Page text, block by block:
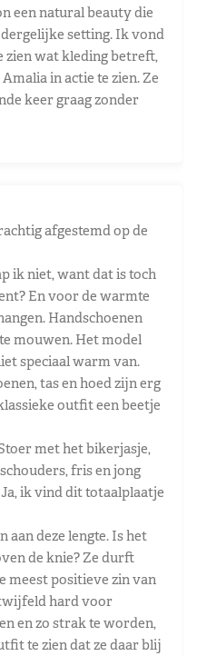
een natural beauty die
setting. Ik vond
zien wat kleding betreft,
in actie te zien. Ze
keer graag zonder
afgestemd op de
ik niet, want dat is toch
En voor de warmte
Handschoenen
mouwen. Het model
speciaal warm van.
tas en hoed zijn erg
outfit een beetje
met het bikerjasje,
fris en jong
ik vind dit totaalplaatje
aan deze lengte. Is het
de knie? Ze durft
meest positieve zin van
hard voor
en zo strak te worden,
te zien dat ze daar blij